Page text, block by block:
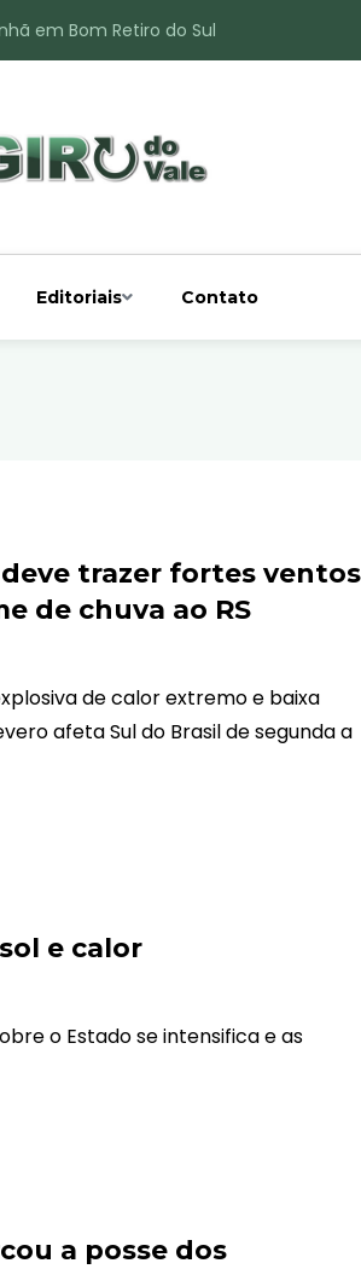
em Bom Retiro do Sul
do Sul
Editoriais Contato
deve trazer fortes
de chuva ao RS
de calor extremo e baixa
afeta Sul do Brasil de segunda a
e calor
o Estado se intensifica e as
a posse dos